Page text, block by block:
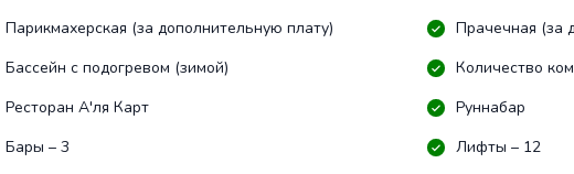
Парикмахерская (за дополнительную плату)
Прачечная (за
Бассейн с подогревом (зимой)
Количество
Ресторан А'ля Карт
Руннабар
Бары – 3
Лифты – 12